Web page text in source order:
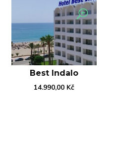
Best Indalo
14.990,00 Kč